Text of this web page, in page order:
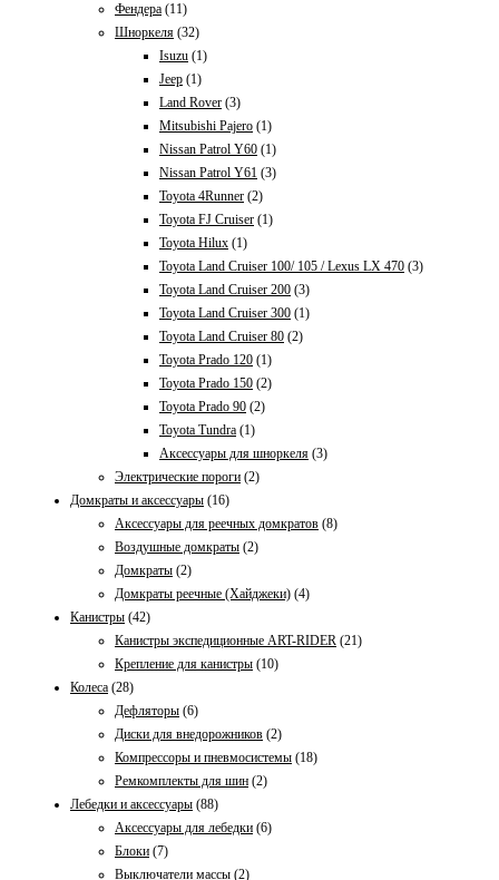
Фендера (11)
Шноркеля (32)
Isuzu (1)
Jeep (1)
Land Rover (3)
Mitsubishi Pajero (1)
Nissan Patrol Y60 (1)
Nissan Patrol Y61 (3)
Toyota 4Runner (2)
Toyota FJ Cruiser (1)
Toyota Hilux (1)
Toyota Land Cruiser 100/ 105 / Lexus LX 470 (3)
Toyota Land Cruiser 200 (3)
Toyota Land Cruiser 300 (1)
Toyota Land Cruiser 80 (2)
Toyota Prado 120 (1)
Toyota Prado 150 (2)
Toyota Prado 90 (2)
Toyota Tundra (1)
Аксессуары для шноркеля (3)
Электрические пороги (2)
Домкраты и аксессуары (16)
Aксессуары для реечных домкратов (8)
Воздушные домкраты (2)
Домкраты (2)
Домкраты реечные (Хайджеки) (4)
Канистры (42)
Канистры экспедиционные ART-RIDER (21)
Крепление для канистры (10)
Колеса (28)
Дефляторы (6)
Диски для внедорожников (2)
Компрессоры и пневмосистемы (18)
Ремкомплекты для шин (2)
Лебедки и аксессуары (88)
Аксессуары для лебедки (6)
Блоки (7)
Выключатели массы (2)